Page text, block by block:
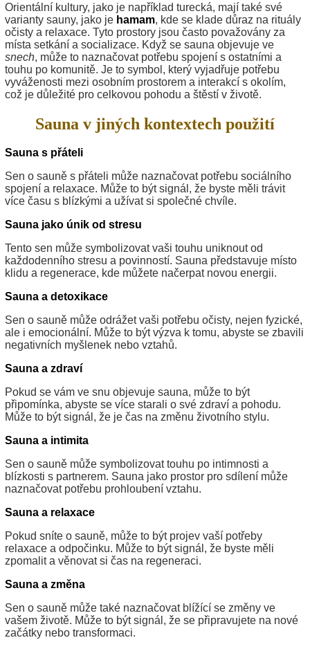
Orientální kultury, jako je například turecká, mají také své
varianty sauny, jako je hamam, kde se klade důraz na rituály
očisty a relaxace. Tyto prostory jsou často považovány za
místa setkání a socializace. Když se sauna objevuje ve
snech, může to naznačovat potřebu spojení s ostatními a
touhu po komunitě. Je to symbol, který vyjadřuje potřebu
vyváženosti mezi osobním prostorem a interakcí s okolím,
což je důležité pro celkovou pohodu a štěstí v životě.
Sauna v jiných kontextech použití
Sauna s přáteli
Sen o sauně s přáteli může naznačovat potřebu sociálního
spojení a relaxace. Může to být signál, že byste měli trávit
více času s blízkými a užívat si společné chvíle.
Sauna jako únik od stresu
Tento sen může symbolizovat vaši touhu uniknout od
každodenního stresu a povinností. Sauna představuje místo
klidu a regenerace, kde můžete načerpat novou energii.
Sauna a detoxikace
Sen o sauně může odrážet vaši potřebu očisty, nejen fyzické,
ale i emocionální. Může to být výzva k tomu, abyste se zbavili
negativních myšlenek nebo vztahů.
Sauna a zdraví
Pokud se vám ve snu objevuje sauna, může to být
připomínka, abyste se více starali o své zdraví a pohodu.
Může to být signál, že je čas na změnu životního stylu.
Sauna a intimita
Sen o sauně může symbolizovat touhu po intimnosti a
blízkosti s partnerem. Sauna jako prostor pro sdílení může
naznačovat potřebu prohloubení vztahu.
Sauna a relaxace
Pokud sníte o sauně, může to být projev vaší potřeby
relaxace a odpočinku. Může to být signál, že byste měli
zpomalit a věnovat si čas na regeneraci.
Sauna a změna
Sen o sauně může také naznačovat blížící se změny ve
vašem životě. Může to být signál, že se připravujete na nové
začátky nebo transformaci.